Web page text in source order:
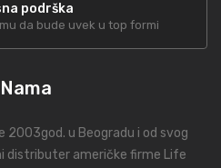
podrška
da bude uvek u top formi
2003god. u Beogradu i od svog
distributer američke firme Life